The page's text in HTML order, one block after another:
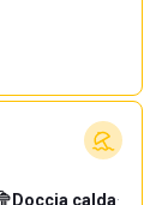
Doccia calda·